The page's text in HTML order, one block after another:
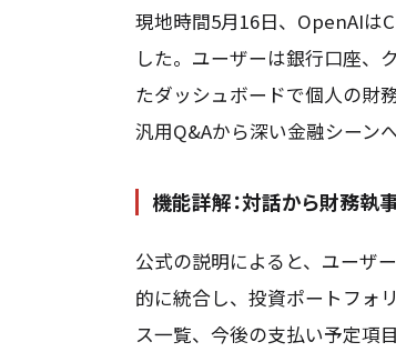
現地時間5月16日、OpenAIは
した。ユーザーは銀行口座、
たダッシュボードで個人の財
汎用Q&Aから深い金融シーン
機能詳解：対話から財務執
公式の説明によると、ユーザ
的に統合し、投資ポートフォ
ス一覧、今後の支払い予定項